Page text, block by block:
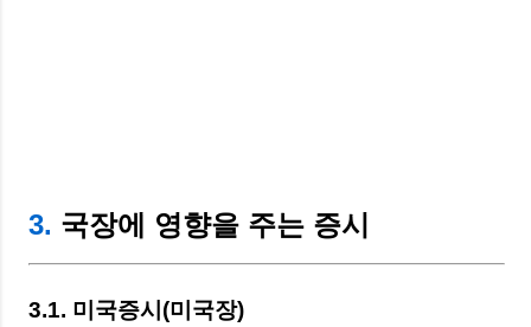
3. 국장에 영향을 주는 증시
3.1. 미국증시(미국장)